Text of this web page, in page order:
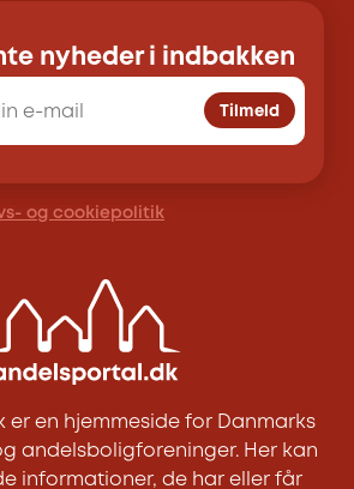
nyheder i indbakken
Tilmeld
og cookiepolitik
er en hjemmeside for Danmarks
andelsboligforeninger. Her kan
informationer, de har eller får